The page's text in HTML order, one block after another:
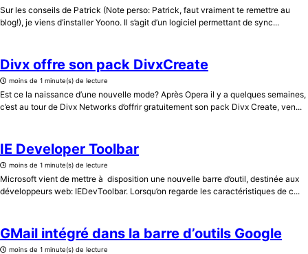
Sur les conseils de Patrick (Note perso: Patrick, faut vraiment te remettre au
blog!), je viens d’installer Yoono. Il s’agit d’un logiciel permettant de sync...
Divx offre son pack DivxCreate
moins de 1 minute(s) de lecture
Est ce la naissance d’une nouvelle mode? Après Opera il y a quelques semaines,
c’est au tour de Divx Networks d’offrir gratuitement son pack Divx Create, ven...
IE Developer Toolbar
moins de 1 minute(s) de lecture
Microsoft vient de mettre à disposition une nouvelle barre d’outil, destinée aux
développeurs web: IEDevToolbar. Lorsqu’on regarde les caractéristiques de c...
GMail intégré dans la barre d’outils Google
moins de 1 minute(s) de lecture